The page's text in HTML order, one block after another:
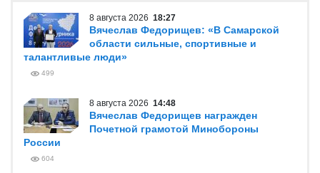
8 августа 2026 18:27
Вячеслав Федорищев: «В Самарской
области сильные, спортивные и
талантливые люди»
499
8 августа 2026 14:48
Вячеслав Федорищев награжден
Почетной грамотой Минобороны
России
604